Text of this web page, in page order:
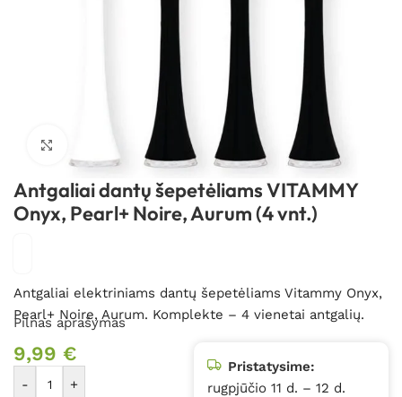
Spustelėkite, kad padidintumėte
Antgaliai dantų šepetėliams VITAMMY
Onyx, Pearl+ Noire, Aurum (4 vnt.)
Antgaliai elektriniams dantų šepetėliams Vitammy Onyx,
Pearl+ Noire, Aurum. Komplekte – 4 vienetai antgalių.
Pilnas aprašymas
9,99 €
- +
Pristatysime:
rugpjūčio 11 d. – 12 d.